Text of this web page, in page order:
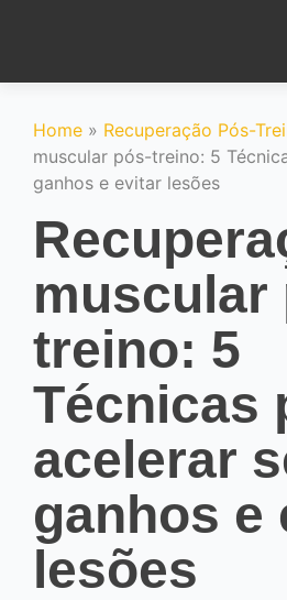
Home » Recuperação Pós-
muscular pós-treino: 5
ganhos e evitar lesões
muscular
treino: 5
Técnicas
acelerar
ganhos e
lesões